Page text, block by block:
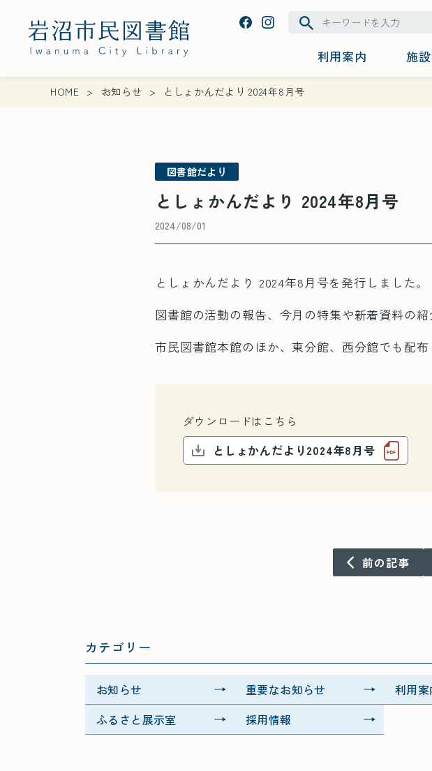
利用案内 施
HOME お知らせ としょかんだより 2024年8月号
図書館だより
としょかんだより 2024年8月号
2024/08/01
としょかんだより 2024年8月号を発行しました。
図書館の活動の報告、今月の特集や新着資料の紹
市民図書館本館のほか、東分館、西分館でも配布
ダウンロードはこちら
としょかんだより2024年8月号
前の記事
カテゴリー
お知らせ 重要なお知らせ 利用案
ふるさと展示室
採用情報